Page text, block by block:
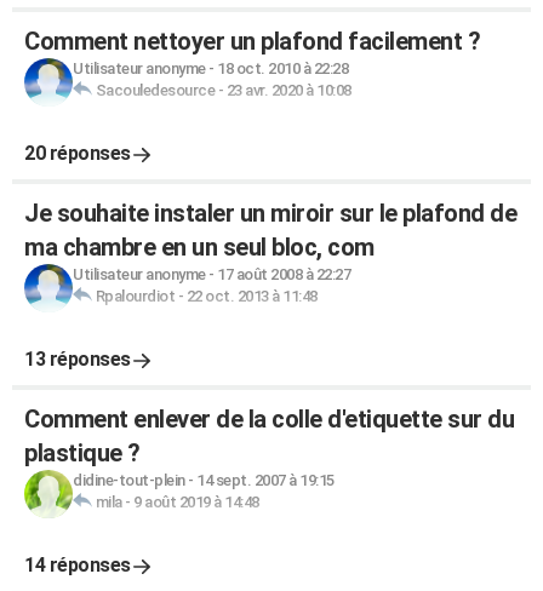
Comment nettoyer un plafond facilement ?
Utilisateur anonyme- 18 oct. 2010 à 22:28
Sacouledesource- 23 avr. 2020 à 10:08
20 réponses
Je souhaite instaler un miroir sur le plafond de
ma chambre en un seul bloc, com
Utilisateur anonyme- 17 août 2008 à 22:27
Rpalourdiot - 22 oct. 2013 à 11:48
13 réponses
Comment enlever de la colle d'etiquette sur du
plastique ?
didine-tout-plein- 14 sept. 2007 à 19:15
mila- 9 août 2019 à 14:48
14 réponses